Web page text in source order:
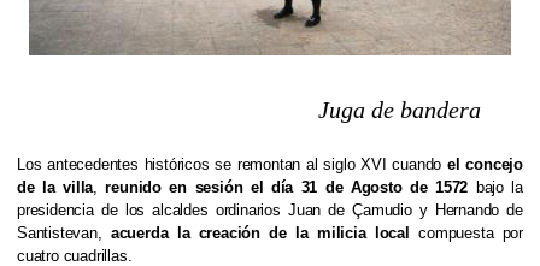
Juga de bandera
Los antecedentes históricos se remontan al siglo XVI cuando el concejo
de la villa ,reunido en sesión el día 31 de Agosto de 1572 bajo la
presidencia de los alcaldes ordinarios Juan de Çamudio y Hernando de
Santistevan, acuerda la creación de la milicia local
compuesta por
cuatro cuadrillas.